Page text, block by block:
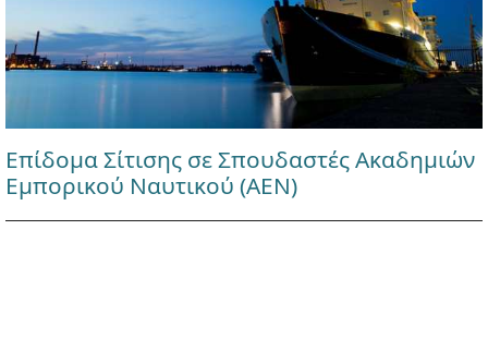
Επίδομα Σίτισης σε Σπουδαστές Ακαδημιών
Εμπορικού Ναυτικού (ΑΕΝ)